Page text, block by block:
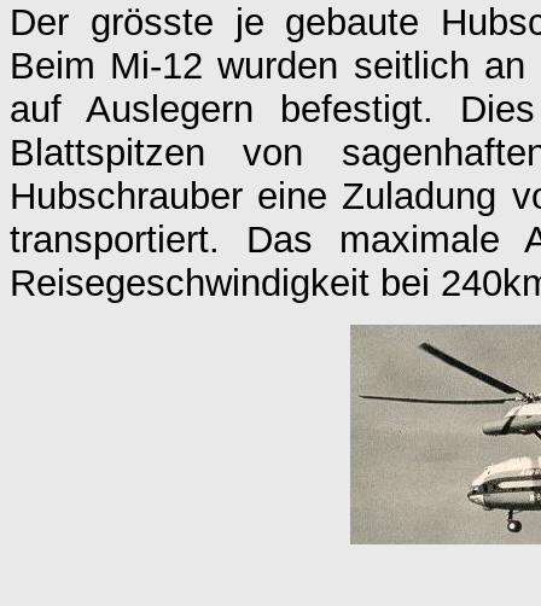
Der grösste je gebaute
Beim Mi-12 wurden seitlich
auf Auslegern befestigt.
Blattspitzen von
Hubschrauber eine Zuladung
transportiert. Das
Reisegeschwindigkeit bei